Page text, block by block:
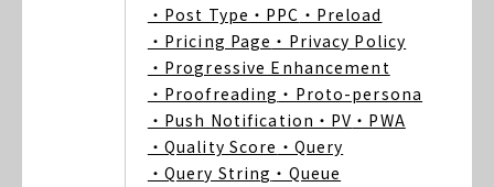
・Post Type ・PPC ・Preload
・Pricing Page ・Privacy Policy
・Progressive Enhancement
・Proofreading ・Proto-persona
・Push Notification ・PV ・PWA
・Quality Score ・Query
・Query String ・Queue